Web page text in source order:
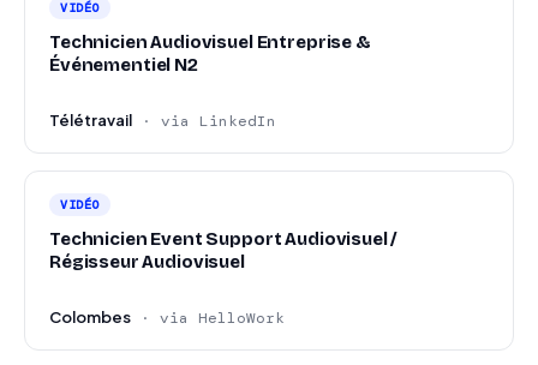
VIDÉO
Technicien Audiovisuel Entreprise &
Événementiel N2
Télétravail · via LinkedIn
VIDÉO
Technicien Event Support Audiovisuel /
Régisseur Audiovisuel
Colombes · via HelloWork